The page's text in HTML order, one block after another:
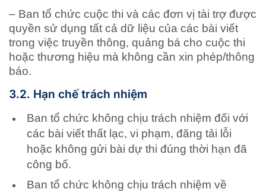
– Ban tổ chức cuộc thi và các đơn vị tài trợ được
quyền sử dụng tất cả dữ liệu của các bài viết
trong việc truyền thông, quảng bá cho cuộc thi
hoặc thương hiệu mà không cần xin phép/thông
báo.
3.2. Hạn chế trách nhiệm
Ban tổ chức không chịu trách nhiệm đối với
các bài viết thất lạc, vi phạm, đăng tải lỗi
hoặc không gửi bài dự thi đúng thời hạn đã
công bố.
Ban tổ chức không chịu trách nhiệm về